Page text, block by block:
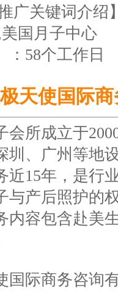
关键词介绍
国月子中心
58个工作日
天使国际
所成立于
圳、广州等地
近15年，是行
与产后照护的
内容包含赴美
际商务咨询有